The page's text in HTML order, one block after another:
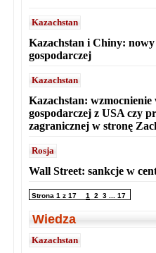
Kazachstan
Kazachstan i Chiny: nowy
gospodarczej
Kazachstan
Kazachstan: wzmocnienie
gospodarczej z USA czy
zagranicznej w stronę
Rosja
Wall Street: sankcje w
Strona 1 z 17 1 2 3 17
Wiedza
Kazachstan